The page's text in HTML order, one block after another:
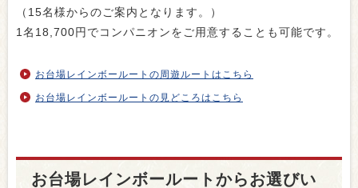
（15名様からのご案内となります。）
1名18,700円でコンパニオンをご用意することも可能です。
お台場レインボールートの周遊ルートはこちら
お台場レインボールートの見どころはこちら
お台場レインボールートからお選びい